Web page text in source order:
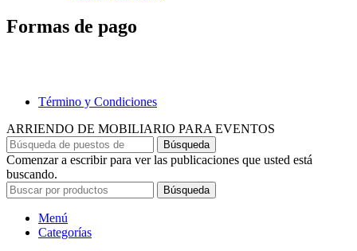
Formas de pago
Término y Condiciones
ARRIENDO DE MOBILIARIO PARA EVENTOS
Búsqueda
Comenzar a escribir para ver las publicaciones que usted está
buscando.
Búsqueda
Menú
Categorías